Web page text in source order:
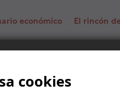
cookies
económico El rincón